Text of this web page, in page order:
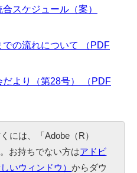
スケジュール（案）
の流れについて （PDF
より（第28号） （PDF
には、「Adobe（R）
お持ちでない方はアドビ
いウィンドウ）からダウ